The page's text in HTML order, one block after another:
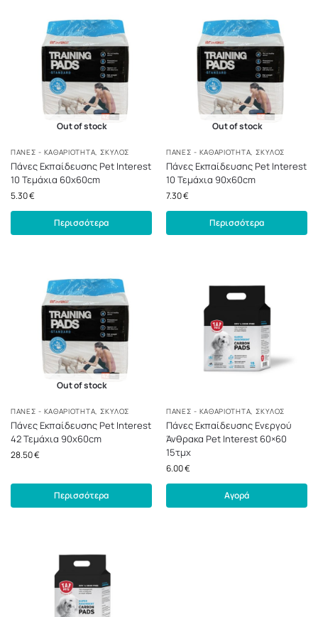
Out of stock
ΠΆΝΕΣ - ΚΑΘΑΡΙΌΤΗΤΑ, ΣΚΎΛΟΣ
Πάνες Εκπαίδευσης Pet Interest
10 Τεμάχια 60x60cm
5.30€
Περισσότερα
Out of stock
ΠΆΝΕΣ - ΚΑΘΑΡΙΌΤΗΤΑ, ΣΚΎΛΟΣ
Πάνες Εκπαίδευσης Pet Interest
10 Τεμάχια 90x60cm
7.30€
Περισσότερα
Out of stock
ΠΆΝΕΣ - ΚΑΘΑΡΙΌΤΗΤΑ, ΣΚΎΛΟΣ
Πάνες Εκπαίδευσης Pet Interest
42 Τεμάχια 90x60cm
28.50€
Περισσότερα
ΠΆΝΕΣ - ΚΑΘΑΡΙΌΤΗΤΑ, ΣΚΎΛΟΣ
Πάνες Εκπαίδευσης Ενεργού
Άνθρακα Pet Interest 60×60
15τμχ
6.00€
Αγορά